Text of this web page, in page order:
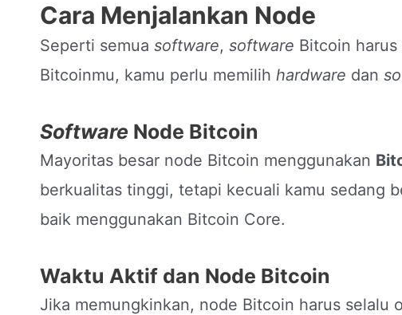
Cara Menjalankan Node
Seperti semua software, software Bitcoin
Bitcoinmu, kamu perlu memilih hardware dan
Software Node Bitcoin
Mayoritas besar node Bitcoin menggunakan
berkualitas tinggi, tetapi kecuali kamu sedang
baik menggunakan Bitcoin Core.
Waktu Aktif dan Node Bitcoin
Jika memungkinkan, node Bitcoin harus selalu